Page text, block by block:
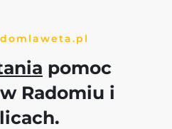
pomoc
Radomiu i